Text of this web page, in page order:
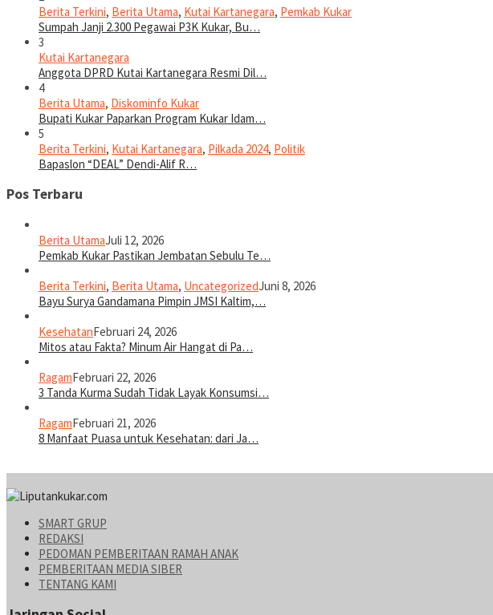
Berita Terkini, Berita Utama, Kutai Kartanegara, Pemkab Kukar
Sumpah Janji 2.300 Pegawai P3K Kukar, Bu…
3
Kutai Kartanegara
Anggota DPRD Kutai Kartanegara Resmi Dil…
4
Berita Utama, Diskominfo Kukar
Bupati Kukar Paparkan Program Kukar Idam…
5
Berita Terkini, Kutai Kartanegara, Pilkada 2024, Politik
Bapaslon “DEAL” Dendi-Alif R…
Pos Terbaru
Berita UtamaJuli 12, 2026
Pemkab Kukar Pastikan Jembatan Sebulu Te…
Berita Terkini, Berita Utama, UncategorizedJuni 8, 2026
Bayu Surya Gandamana Pimpin JMSI Kaltim,…
KesehatanFebruari 24, 2026
Mitos atau Fakta? Minum Air Hangat di Pa…
RagamFebruari 22, 2026
3 Tanda Kurma Sudah Tidak Layak Konsumsi…
RagamFebruari 21, 2026
8 Manfaat Puasa untuk Kesehatan: dari Ja…
SMART GRUP
REDAKSI
PEDOMAN PEMBERITAAN RAMAH ANAK
PEMBERITAAN MEDIA SIBER
TENTANG KAMI